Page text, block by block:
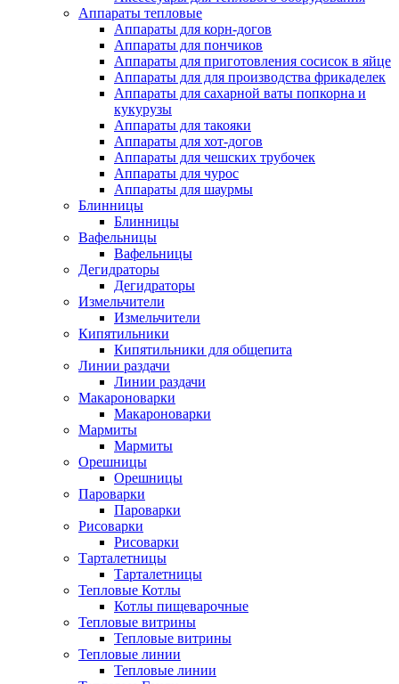
Аппараты тепловые
Аппараты для корн-догов
Аппараты для пончиков
Аппараты для приготовления сосисок в яйце
Аппараты для для производства фрикаделек
Аппараты для сахарной ваты попкорна и
кукурузы
Аппараты для такояки
Аппараты для хот-догов
Аппараты для чешских трубочек
Аппараты для чурос
Аппараты для шаурмы
Блинницы
Блинницы
Вафельницы
Вафельницы
Дегидраторы
Дегидраторы
Измельчители
Измельчители
Кипятильники
Кипятильники для общепита
Линии раздачи
Линии раздачи
Макароноварки
Макароноварки
Мармиты
Мармиты
Орешницы
Орешницы
Пароварки
Пароварки
Рисоварки
Рисоварки
Тарталетницы
Тарталетницы
Тепловые Котлы
Котлы пищеварочные
Тепловые витрины
Тепловые витрины
Тепловые линии
Тепловые линии